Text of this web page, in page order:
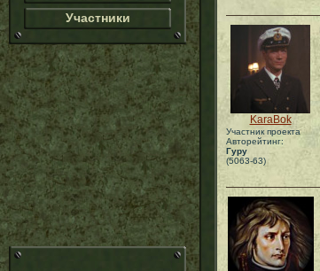
Участники
KaraBok
Участник проекта
Авторейтинг:
Гуру
(5063-63)